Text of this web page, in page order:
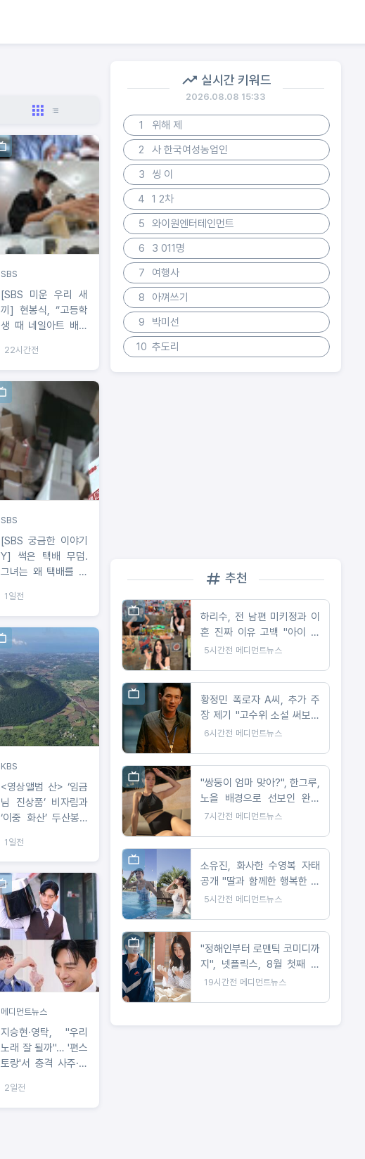
SBS
[SBS 미운 우리 새
끼] 현봉식, “고등학
생 때 네일아트 배웠
배정남마저 사로잡은
네일 케어?!
22시간전
SBS
[SBS 궁금한 이야기
Y] 썩은 택배 무덤.
그녀는 왜 택배를 계
나 사이의 공포 앞집
여자는 왜 우리 집을
노렸나
1일전
KBS
<영상앨범 산> ‘임금
님 진상품’ 비자림과
‘이중 화산’ 두산봉...
작가 최경진이 만난
제주
1일전
메디먼트뉴스
지승현·영탁, "우리
노래 잘 될까"… '편스
토랑'서 충격 사주·궁
2일전
실시간 키워드
2026.08.08 15:33
1
위해 제
2
사 한국여성농업인
3
씽 이
4
1 2차
5
와이원엔터테인먼트
6
3 011명
7
여행사
8
아껴쓰기
9
박미선
10 추도리
추천
하리수, 전 남편 미키정과 이
혼 진짜 이유 고백 "아이 못
낳아 미안했다"
5시간전 메디먼트뉴스
황정민 폭로자 A씨, 추가 주
장 제기 "고수위 소설 써보라
요구 받아"
6시간전 메디먼트뉴스
"쌍둥이 엄마 맞아?", 한그루,
노을 배경으로 선보인 완벽
비키니 자태
7시간전 메디먼트뉴스
소유진, 화사한 수영복 자태
공개 "딸과 함께한 행복한 여
름"
5시간전 메디먼트뉴스
"정해인부터 로맨틱 코미디까
지", 넷플릭스, 8월 첫째 주
화려한 신작 라인업 공개
19시간전 메디먼트뉴스